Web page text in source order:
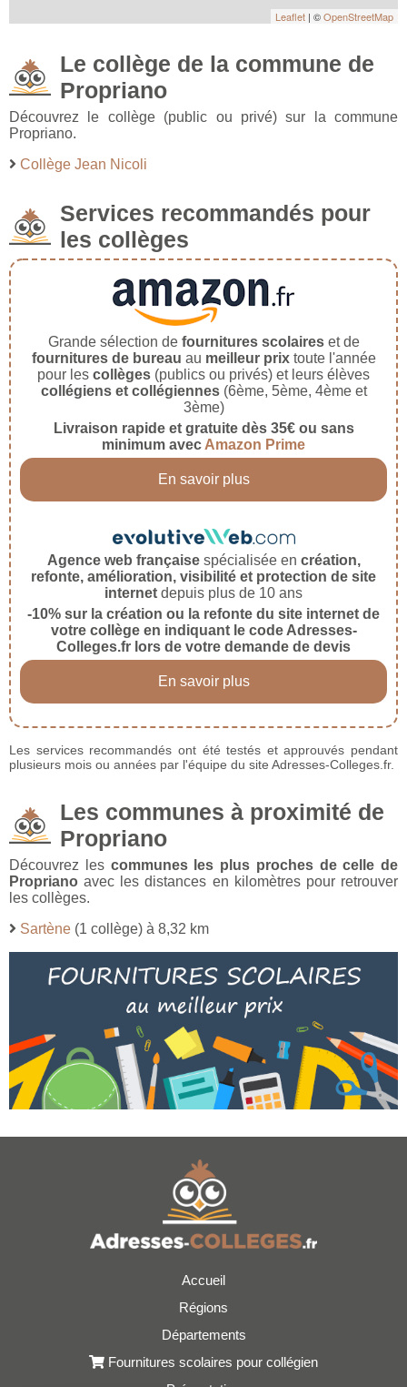
Leaflet | ©OpenStreetMap
Le collège de la commune de
Propriano
Découvrez le collège (public ou privé) sur la commune
Propriano.
Collège Jean Nicoli
Services recommandés pour
les collèges
Grande sélection de fournitures scolaireset de
fournitures de bureau au meilleur prixtoute l'année
pour les collèges (publics ou privés) et leurs élèves
collégiens et collégiennes(6ème, 5ème, 4ème et
3ème)
Livraison rapide et gratuite dès 35€ ou sans
minimum avec Amazon Prime
En savoir plus
Agence web françaisespécialisée en création,
refonte, amélioration, visibilité et protection de site
internet depuis plus de 10 ans
-10% sur la création ou la refonte du site internet de
votre collège en indiquant le code Adresses-
Colleges.fr lors de votre demande de devis
En savoir plus
Les services recommandés ont été testés et approuvés pendant
plusieurs mois ou années par l'équipe du site Adresses-Colleges.fr.
Les communes à proximité de
Propriano
Découvrez les communes les plus proches de celle de
Propriano avec les distances en kilomètres pour retrouver
les collèges.
Sartène (1 collège) à 8,32 km
Accueil
Régions
Départements
Fournitures scolaires pour collégien